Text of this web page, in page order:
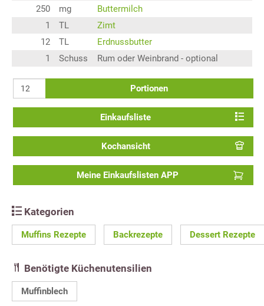
250
mg
Buttermilch
1
TL
Zimt
12
TL
Erdnussbutter
1
Schuss Rum oder Weinbrand - optional
Portionen
Einkaufsliste
Kochansicht
Meine Einkaufslisten APP
Kategorien
Muffins Rezepte Backrezepte Dessert Rezepte
Benötigte Küchenutensilien
Muffinblech